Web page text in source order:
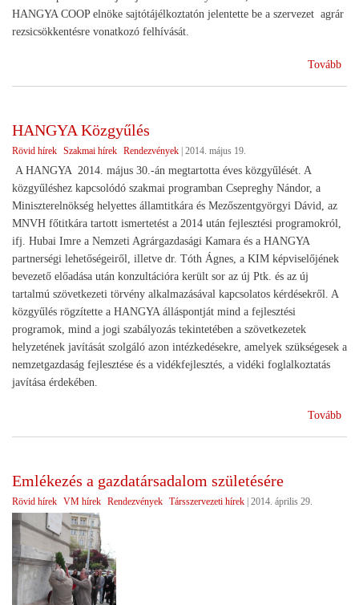
HANGYA COOP elnöke sajtótájélkoztatón jelentette be a szervezet agrár
rezsicsökkentésre vonatkozó felhívását.
Tovább
HANGYA Közgyűlés
Rövid hírek Szakmai hírek Rendezvények | 2014. május 19.
A HANGYA 2014. május 30.-án megtartotta éves közgyűlését. A
közgyűléshez kapcsolódó szakmai programban Csepreghy Nándor, a
Miniszterelnökség helyettes államtitkára és Mezőszentgyörgyi Dávid, az
MNVH főtitkára tartott ismertetést a 2014 után fejlesztési programokról,
ifj. Hubai Imre a Nemzeti Agrárgazdasági Kamara és a HANGYA
partnerségi lehetőségeiről, illetve dr. Tóth Ágnes, a KIM képviselőjének
bevezető előadása után konzultációra került sor az új Ptk. és az új
tartalmú szövetkezeti törvény alkalmazásával kapcsolatos kérdésekről. A
közgyűlés rögzítette a HANGYA álláspontját mind a fejlesztési
programok, mind a jogi szabályozás tekintetében a szövetkezetek
helyzetének javítását szolgáló azon intézkedésekre, amelyek szükségesek a
nemzetgazdaság fejlesztése és a vidékfejlesztés, a vidéki foglalkoztatás
javítása érdekében.
Tovább
Emlékezés a gazdatársadalom születésére
Rövid hírek VM hírek Rendezvények Társszervezeti hírek | 2014. április 29.